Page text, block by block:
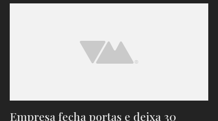
Empresa fecha portas e deixa 30